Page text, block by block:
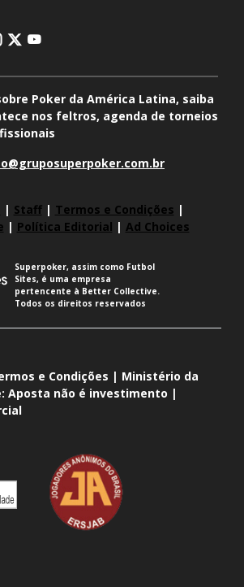
Poker da América Latina, saiba
nos feltros, agenda de torneios
| Staff| Termos e Condições |
| Política Editorial | Ad Choices
Superpoker, assim como Futbol
Sites, é uma empresa
pertencente à Better Collective.
Todos os direitos reservados
e Condições | Ministério da
Aposta não é investimento |